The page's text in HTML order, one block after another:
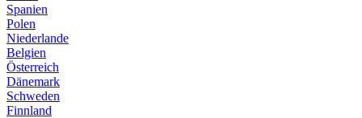
Spanien
Polen
Niederlande
Belgien
Österreich
Dänemark
Schweden
Finnland